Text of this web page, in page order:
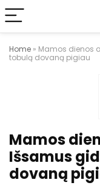
Home » Mamos dienos
tobulą dovaną pigiau
Mamos
Išsamus
dovaną